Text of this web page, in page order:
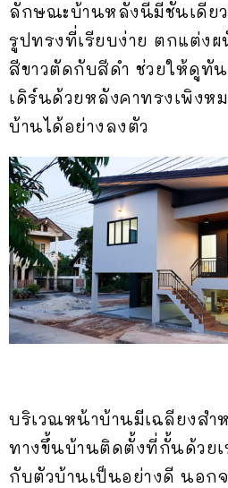
ลักษณะบ้านหลังนี้มีชั้นเดีย
รูปทรงที่เรียบง่าย ตกแต่ง
สีขาวตัดกับสีดำ ช่วยให้ดูทั
เดิร์นด้วยหลังคาทรงเพิงห
บ้านได้อย่างลงตัว
บริเวณหน้าบ้านมีเฉลียงส
ทางขึ้นบ้านติดตั้งที่กั้นด้วยเ
กับตัวบ้านเป็นอย่างดี นอก